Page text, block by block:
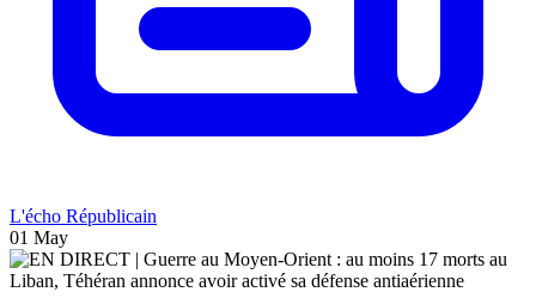
L'écho Républicain
01 May